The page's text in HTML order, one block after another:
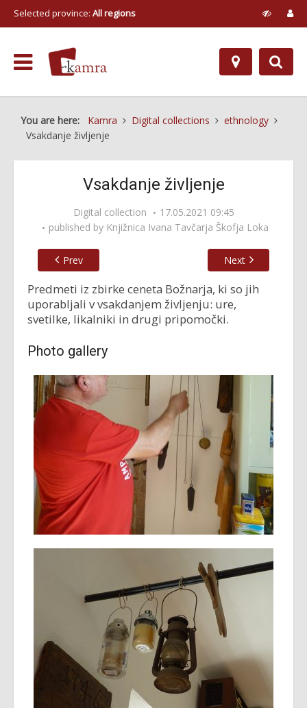
Selected province: All regions
You are here: Kamra Digital collections
ethnology
Vsakdanje življenje
Vsakdanje življenje
Digital collection
17.05.2021 09:45
published by Knjižnica Ivana Tavčarja Škofja Loka
Prev Next
Predmeti iz zbirke ceneta Božnarja, ki so jih
uporabljali v vsakdanjem življenju: ure,
svetilke, likalniki in drugi pripomočki.
Photo gallery